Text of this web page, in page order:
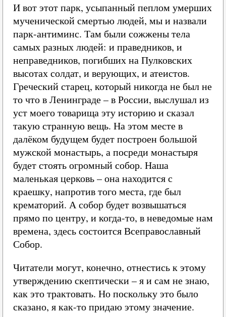
И вот этот парк, усыпанный пеплом умерших
мученической смертью людей, мы и назвали
парк-антиминс. Там были сожжены тела
самых разных людей: и праведников, и
неправедников, погибших на Пулковских
высотах солдат, и верующих, и атеистов.
Греческий старец, который никогда не был не
то что в Ленинграде – в России, выслушал из
уст моего товарища эту историю и сказал
такую странную вещь. На этом месте в
далёком будущем будет построен большой
мужской монастырь, а посреди монастыря
будет стоять огромный собор. Наша
маленькая церковь – она находится с
краешку, напротив того места, где был
крематорий. А собор будет возвышаться
прямо по центру, и когда-то, в неведомые нам
времена, здесь состоится Всеправославный
Собор.
Читатели могут, конечно, отнестись к этому
утверждению скептически – я и сам не знаю,
как это трактовать. Но поскольку это было
сказано, я как-то придаю этому значение.